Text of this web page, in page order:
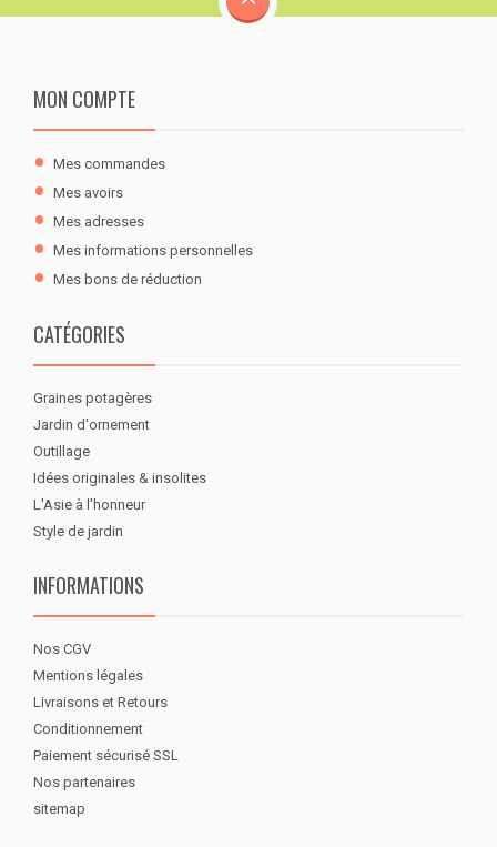
MON COMPTE
Mes commandes
Mes avoirs
Mes adresses
Mes informations personnelles
Mes bons de réduction
CATÉGORIES
Graines potagères
Jardin d'ornement
Outillage
Idées originales & insolites
L'Asie à l'honneur
Style de jardin
INFORMATIONS
Nos CGV
Mentions légales
Livraisons et Retours
Conditionnement
Paiement sécurisé SSL
Nos partenaires
sitemap